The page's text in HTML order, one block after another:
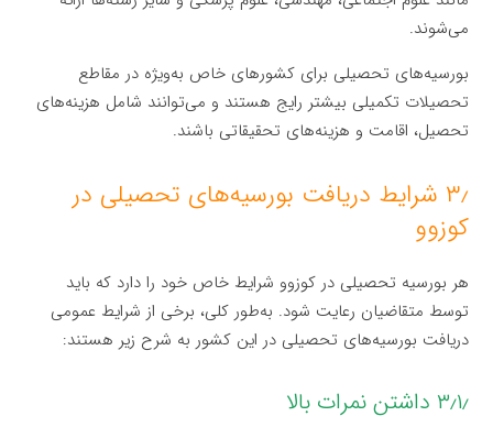
می‌شوند.
بورسیه‌های تحصیلی برای کشورهای خاص به‌ویژه در مقاطع
تحصیلات تکمیلی بیشتر رایج هستند و می‌توانند شامل هزینه‌های
تحصیل، اقامت و هزینه‌های تحقیقاتی باشند.
۳٫ شرایط دریافت بورسیه‌های تحصیلی در
کوزوو
هر بورسیه تحصیلی در کوزوو شرایط خاص خود را دارد که باید
توسط متقاضیان رعایت شود. به‌طور کلی، برخی از شرایط عمومی
دریافت بورسیه‌های تحصیلی در این کشور به شرح زیر هستند:
۳٫۱٫ داشتن نمرات بالا